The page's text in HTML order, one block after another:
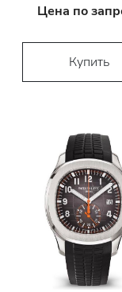
Цена по
Купить